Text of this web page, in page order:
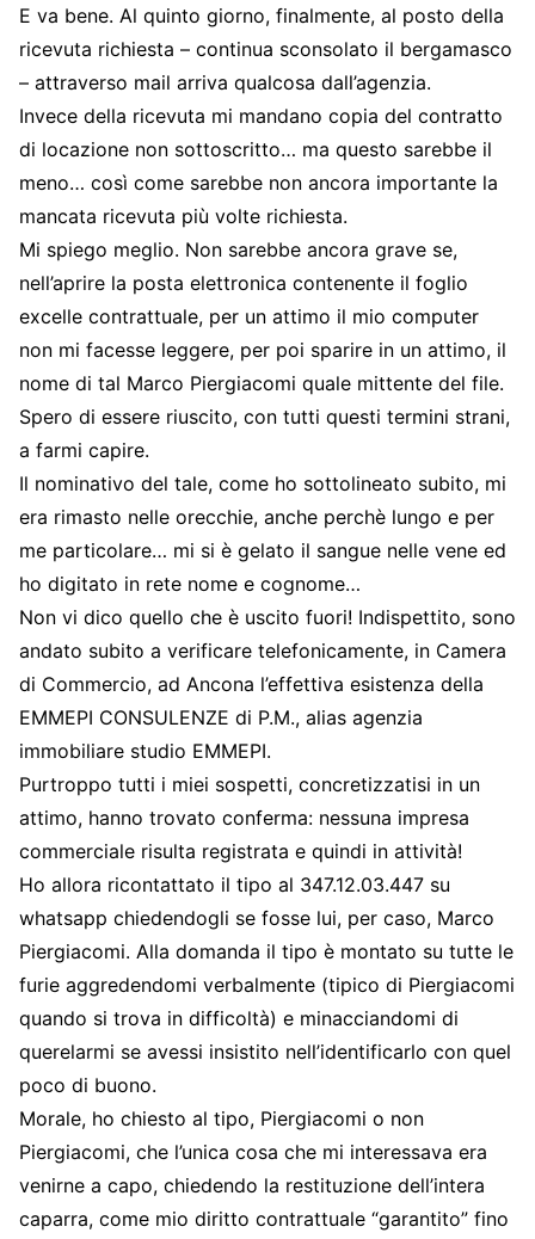
E va bene. Al quinto giorno, finalmente, al posto della
ricevuta richiesta – continua sconsolato il bergamasco
– attraverso mail arriva qualcosa dall’agenzia.
Invece della ricevuta mi mandano copia del contratto
di locazione non sottoscritto… ma questo sarebbe il
meno… così come sarebbe non ancora importante la
mancata ricevuta più volte richiesta.
Mi spiego meglio. Non sarebbe ancora grave se,
nell’aprire la posta elettronica contenente il foglio
excelle contrattuale, per un attimo il mio computer
non mi facesse leggere, per poi sparire in un attimo, il
nome di tal Marco Piergiacomi quale mittente del file.
Spero di essere riuscito, con tutti questi termini strani,
a farmi capire.
Il nominativo del tale, come ho sottolineato subito, mi
era rimasto nelle orecchie, anche perchè lungo e per
me particolare… mi si è gelato il sangue nelle vene ed
ho digitato in rete nome e cognome…
Non vi dico quello che è uscito fuori! Indispettito, sono
andato subito a verificare telefonicamente, in Camera
di Commercio, ad Ancona l’effettiva esistenza della
EMMEPI CONSULENZE di P.M., alias agenzia
immobiliare studio EMMEPI.
Purtroppo tutti i miei sospetti, concretizzatisi in un
attimo, hanno trovato conferma: nessuna impresa
commerciale risulta registrata e quindi in attività!
Ho allora ricontattato il tipo al 347.12.03.447 su
whatsapp chiedendogli se fosse lui, per caso, Marco
Piergiacomi. Alla domanda il tipo è montato su tutte le
furie aggredendomi verbalmente (tipico di Piergiacomi
quando si trova in difficoltà) e minacciandomi di
querelarmi se avessi insistito nell’identificarlo con quel
poco di buono.
Morale, ho chiesto al tipo, Piergiacomi o non
Piergiacomi, che l’unica cosa che mi interessava era
venirne a capo, chiedendo la restituzione dell’intera
caparra, come mio diritto contrattuale “garantito” fino